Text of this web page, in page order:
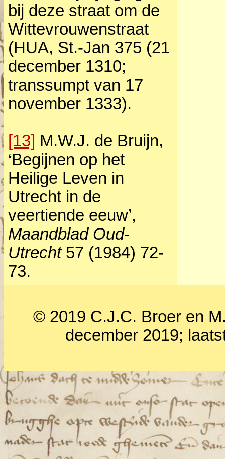
bij deze straat om de
Wittevrouwenstraat
(HUA, St.‑Jan 375 (21
december 1310;
transsumpt van 17
november 1333).
[13] M.W.J. de Bruijn,
‘Begijnen op het
Heilige Leven in
Utrecht in de
veertiende eeuw’,
Maandblad Oud-
Utrecht57 (1984) 72-
73.
© 2019 C.J.C. Broer en
december 2019;